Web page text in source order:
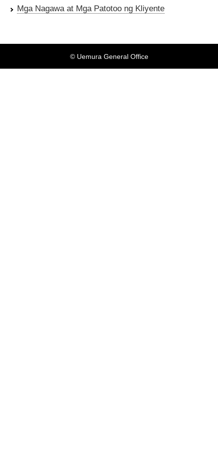
Mga Nagawa at Mga Patotoo ng Kliyente
© Uemura General Office